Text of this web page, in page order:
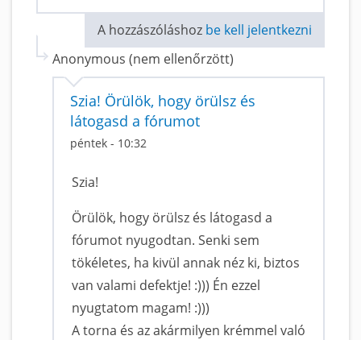
A hozzászóláshoz be kell jelentkezni
Anonymous (nem ellenőrzött)
Szia! Örülök, hogy örülsz és
látogasd a fórumot
péntek - 10:32
Szia!
Örülök, hogy örülsz és látogasd a
fórumot nyugodtan. Senki sem
tökéletes, ha kivül annak néz ki, biztos
van valami defektje! :))) Én ezzel
nyugtatom magam! :)))
A torna és az akármilyen krémmel való